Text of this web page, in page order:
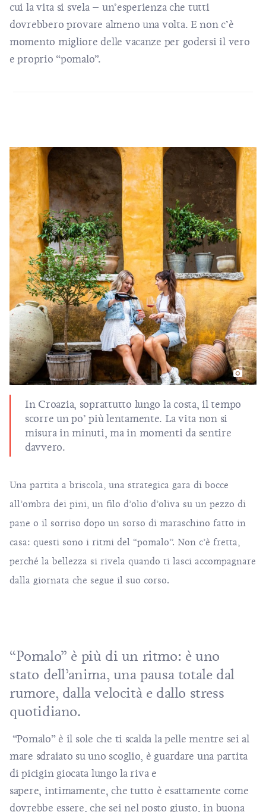
cui la vita si svela – un’esperienza che tutti
dovrebbero provare almeno una volta. E non c’è
momento migliore delle vacanze per godersi il vero
e proprio “pomalo”.
In Croazia, soprattutto lungo la costa, il tempo
scorre un po’ più lentamente. La vita non si
misura in minuti, ma in momenti da sentire
davvero.
Una partita a briscola, una strategica gara di bocce
all’ombra dei pini, un filo d’olio d’oliva su un pezzo di
pane o il sorriso dopo un sorso di maraschino fatto in
casa: questi sono i ritmi del “pomalo”. Non c’è fretta,
perché la bellezza si rivela quando ti lasci accompagnare
dalla giornata che segue il suo corso.
“Pomalo” è più di un ritmo: è uno
stato dell’anima, una pausa totale dal
rumore, dalla velocità e dallo stress
quotidiano.
“Pomalo” è il sole che ti scalda la pelle mentre sei al
mare sdraiato su uno scoglio, è guardare una partita
dipicigin giocata lungo la riva e
sapere, intimamente, che tutto è esattamente come
dovrebbe essere, che sei nel posto giusto, in buona